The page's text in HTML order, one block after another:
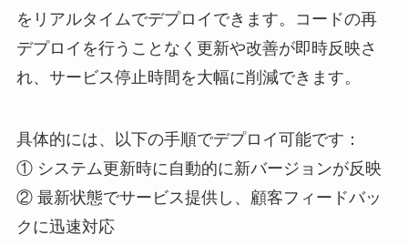
をリアルタイムでデプロイできます。コードの再
デプロイを行うことなく更新や改善が即時反映さ
れ、サービス停止時間を大幅に削減できます。
具体的には、以下の手順でデプロイ可能です：
① システム更新時に自動的に新バージョンが反映
② 最新状態でサービス提供し、顧客フィードバッ
クに迅速対応